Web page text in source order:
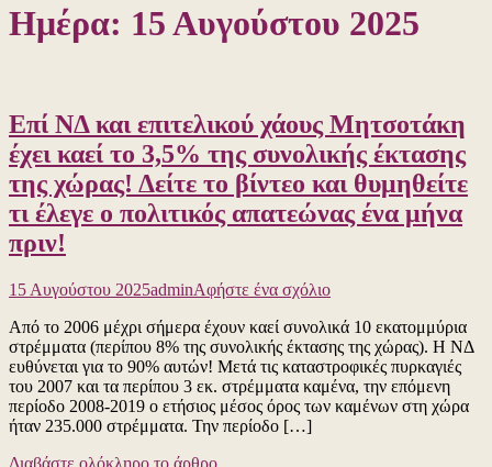
Ημέρα: 15 Αυγούστου 2025
Επί ΝΔ και επιτελικού χάους Μητσοτάκη
έχει καεί το 3,5% της συνολικής έκτασης
της χώρας! Δείτε το βίντεο και θυμηθείτε
τι έλεγε ο πολιτικός απατεώνας ένα μήνα
πριν!
15 Αυγούστου 2025adminΑφήστε ένα σχόλιογια
Επί
ΝΔ
και
επιτελικού
χάους
Από το 2006 μέχρι σήμερα έχουν καεί συνολικά 10 εκατομμύρια
στρέμματα (περίπου 8% της συνολικής έκτασης της χώρας). Η ΝΔ
ευθύνεται για το 90% αυτών! Μετά τις καταστροφικές πυρκαγιές
του 2007 και τα περίπου 3 εκ. στρέμματα καμένα, την επόμενη
περίοδο 2008-2019 ο ετήσιος μέσος όρος των καμένων στη χώρα
ήταν 235.000 στρέμματα. Την περίοδο […]
Διαβάστε ολόκληρο το άρθρο